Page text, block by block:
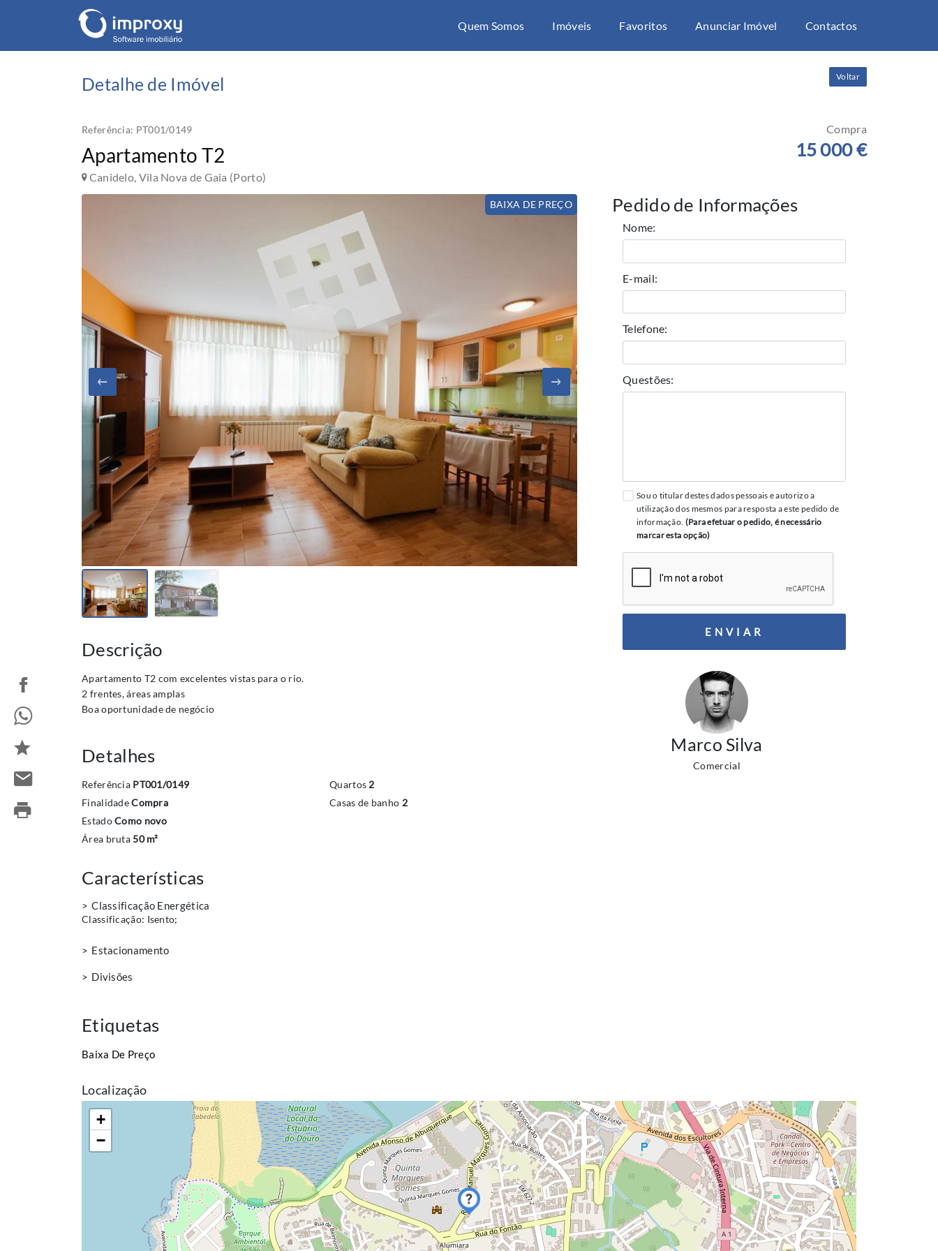
Quem Somos Imóveis Favoritos Anunciar Imóvel Contactos
Detalhe de Imóvel Voltar
Referência: PT001/0149
Apartamento T2
Canidelo, Vila Nova de Gaia (Porto)
Compra
15 000 €
BAIXA DE PREÇO
Descrição
Apartamento T2 com excelentes vistas para o rio.
2 frentes, áreas amplas
Boa oportunidade de negócio
Detalhes
Referência PT001/0149
FinalidadeCompra
EstadoComo novo
Área bruta50 m²
Quartos 2
Casas de banho 2
Características
Classificação Energética
Classificação: Isento;
Estacionamento
Divisões
Etiquetas
Baixa De Preço
Pedido de Informações
Nome:
E-mail:
Telefone:
Questões:
Sou o titular destes dados pessoais e autorizo a
utilização dos mesmos para resposta a este pedido de
informação. (Para efetuar o pedido, é necessário
marcar esta opção)
ENVIAR
Marco Silva
Comercial
Localização
+
−